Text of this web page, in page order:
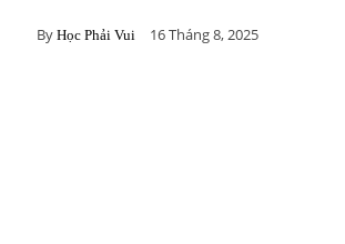
By Học Phải Vui 16 Tháng 8, 2025